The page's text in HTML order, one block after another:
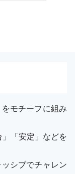
モチーフに組み
「安定」などを
シブでチャレン